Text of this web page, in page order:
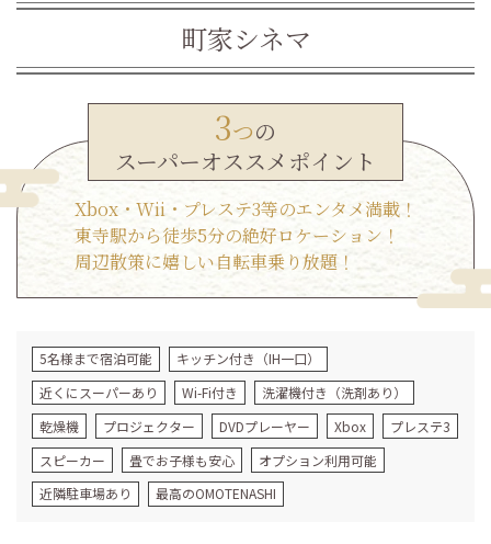
町家シネマ
3つの
スーパーオススメポイント
Xbox・Wii・プレステ3等のエンタメ満載！
東寺駅から徒歩5分の絶好ロケーション！
周辺散策に嬉しい自転車乗り放題！
5名様まで宿泊可能
キッチン付き（IH一口）
近くにスーパーあり
Wi-Fi付き
洗濯機付き（洗剤あり）
乾燥機
プロジェクター DVDプレーヤー Xbox
プレステ3
スピーカー
畳でお子様も安心
オプション利用可能
近隣駐車場あり
最高のOMOTENASHI